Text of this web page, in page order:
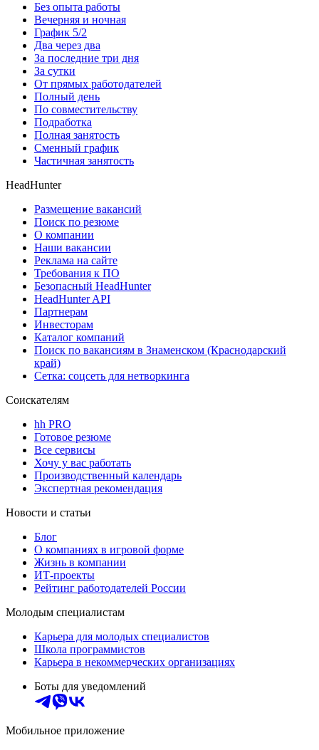
Без опыта работы
Вечерняя и ночная
График 5/2
Два через два
За последние три дня
За сутки
От прямых работодателей
Полный день
По совместительству
Подработка
Полная занятость
Сменный график
Частичная занятость
HeadHunter
Размещение вакансий
Поиск по резюме
О компании
Наши вакансии
Реклама на сайте
Требования к ПО
Безопасный HeadHunter
HeadHunter API
Партнерам
Инвесторам
Каталог компаний
Поиск по вакансиям в Знаменском (Краснодарский
край)
Сетка: соцсеть для нетворкинга
Соискателям
hh PRO
Готовое резюме
Все сервисы
Хочу у вас работать
Производственный календарь
Экспертная рекомендация
Новости и статьи
Блог
О компаниях в игровой форме
Жизнь в компании
ИТ-проекты
Рейтинг работодателей России
Молодым специалистам
Карьера для молодых специалистов
Школа программистов
Карьера в некоммерческих организациях
Боты для уведомлений
Мобильное приложение